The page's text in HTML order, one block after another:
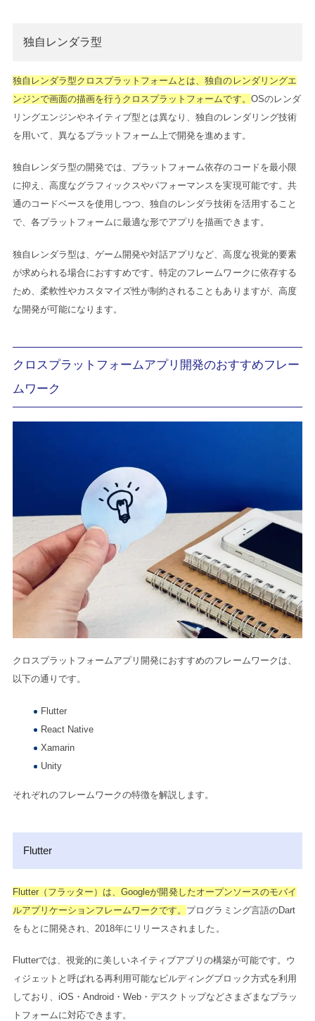
独自レンダラ型
独自レンダラ型クロスプラットフォームとは、独自のレンダリングエ
ンジンで画面の描画を行うクロスプラットフォームです。 OSのレンダ
リングエンジンやネイティブ型とは異なり、独自のレンダリング技術
を用いて、異なるプラットフォーム上で開発を進めます。
独自レンダラ型の開発では、プラットフォーム依存のコードを最小限
に抑え、高度なグラフィックスやパフォーマンスを実現可能です。共
通のコードベースを使用しつつ、独自のレンダラ技術を活用すること
で、各プラットフォームに最適な形でアプリを描画できます。
独自レンダラ型は、ゲーム開発や対話アプリなど、高度な視覚的要素
が求められる場合におすすめです。特定のフレームワークに依存する
ため、柔軟性やカスタマイズ性が制約されることもありますが、高度
な開発が可能になります。
クロスプラットフォームアプリ開発のおすすめフレー
ムワーク
クロスプラットフォームアプリ開発におすすめのフレームワークは、
以下の通りです。
Flutter
React Native
Xamarin
Unity
それぞれのフレームワークの特徴を解説します。
Flutter
Flutter（フラッター）は、Googleが開発したオープンソースのモバイ
ルアプリケーションフレームワークです。 プログラミング言語のDart
をもとに開発され、2018年にリリースされました。
Flutterでは、視覚的に美しいネイティブアプリの構築が可能です。ウ
ィジェットと呼ばれる再利用可能なビルディングブロック方式を利用
しており、iOS・Android・Web・デスクトップなどさまざまなプラッ
トフォームに対応できます。